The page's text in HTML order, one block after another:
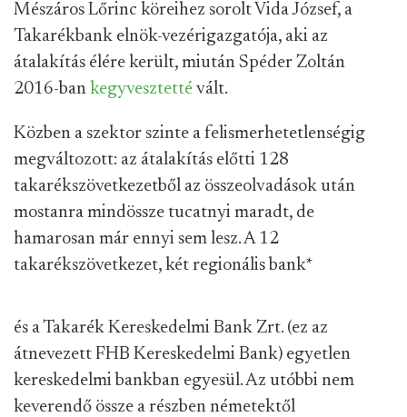
Mészáros Lőrinc köreihez sorolt Vida József, a
Takarékbank elnök-vezérigazgatója, aki az
átalakítás élére került, miután Spéder Zoltán
2016-ban kegyvesztetté vált.
Közben a szektor szinte a felismerhetetlenségig
megváltozott: az átalakítás előtti 128
takarékszövetkezetből az összeolvadások után
mostanra mindössze tucatnyi maradt, de
hamarosan már ennyi sem lesz. A 12
takarékszövetkezet, két regionális bank*
és a Takarék Kereskedelmi Bank Zrt. (ez az
átnevezett FHB Kereskedelmi Bank) egyetlen
kereskedelmi bankban egyesül. Az utóbbi nem
keverendő össze a részben németektől